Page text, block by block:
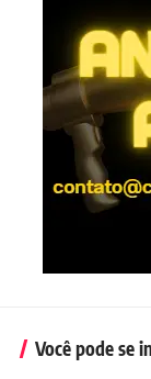
Você pode se